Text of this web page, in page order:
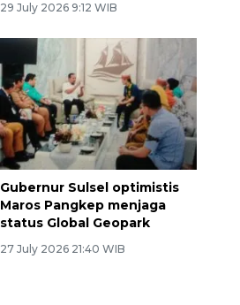
29 July 2026 9:12 WIB
Gubernur Sulsel optimistis
Maros Pangkep menjaga
status Global Geopark
27 July 2026 21:40 WIB